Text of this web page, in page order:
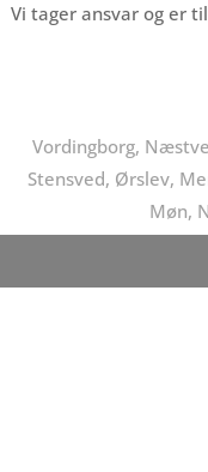
Vi tager ansvar og er
Vordingborg,
Stensved, Ørslev,
Møn,